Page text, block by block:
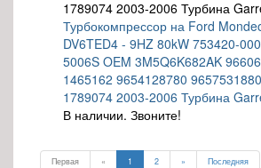
Турбокомпрессор на Ford
DV6TED4 - 9HZ 80kW 753420-
5006S OEM 3M5Q6K682AK
1465162 9654128780
1789074 2003-2006 Турбина
В наличии. Звоните!
Первая « 1 2 » Последняя